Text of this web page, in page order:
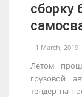
сборку
1 March, 2019
Летом
грузовой
тендер на